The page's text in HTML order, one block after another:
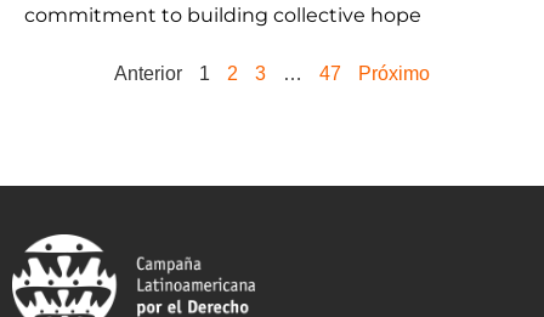
commitment to building collective hope
Anterior 1 2 3 … 47 Próximo